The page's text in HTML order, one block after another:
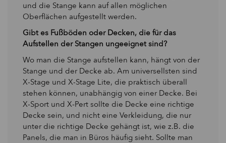
und die Stange kann auf allen möglichen
Oberflächen aufgestellt werden.
Gibt es Fußböden oder Decken, die für das
Aufstellen der Stangen ungeeignet sind?
Wo man die Stange aufstellen kann, hängt von der
Stange und der Decke ab. Am universellsten sind
X-Stage und X-Stage Lite, die praktisch überall
stehen können, unabhängig von einer Decke. Bei
X-Sport und X-Pert sollte die Decke eine richtige
Decke sein, und nicht eine Verkleidung, die nur
unter die richtige Decke gehängt ist, wie z.B. die
Panels, die man in Büros häufig sieht. Sollte man